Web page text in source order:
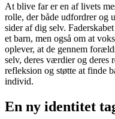
At blive far er en af livets
rolle, der både udfordrer og
sider af dig selv.
et barn, men også om at
oplever, at de gennem
selv, deres værdier og deres
refleksion og støtte at finde
individ.
En ny identitet